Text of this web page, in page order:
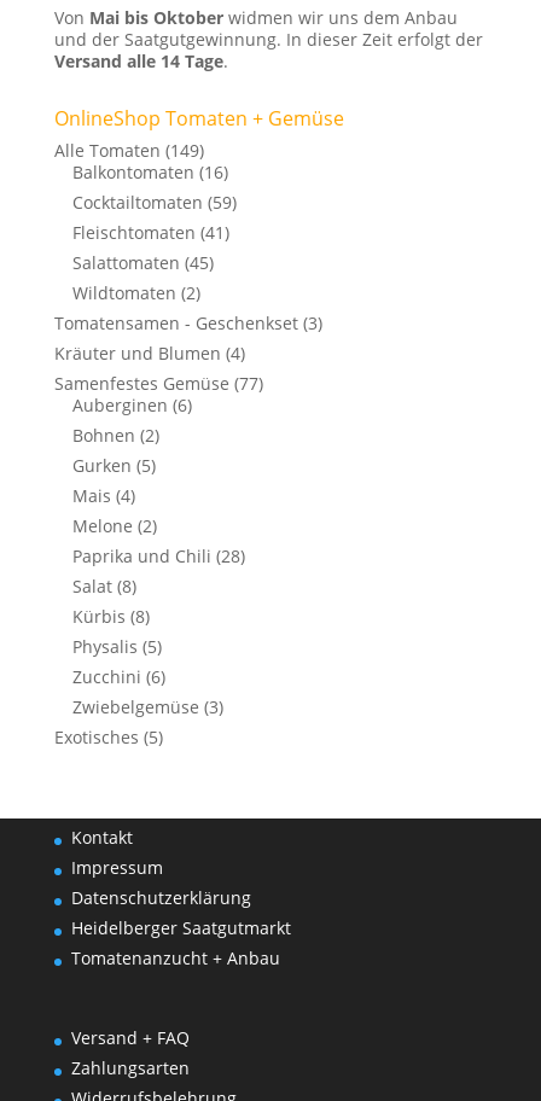
Von Mai bis Oktoberwidmen wir uns dem Anbau
und der Saatgutgewinnung. In dieser Zeit erfolgt der
Versand alle 14 Tage.
OnlineShop Tomaten + Gemüse
Alle Tomaten (149)
Balkontomaten (16)
Cocktailtomaten (59)
Fleischtomaten (41)
Salattomaten (45)
Wildtomaten (2)
Tomatensamen - Geschenkset (3)
Kräuter und Blumen (4)
Samenfestes Gemüse (77)
Auberginen (6)
Bohnen (2)
Gurken (5)
Mais (4)
Melone (2)
Paprika und Chili (28)
Salat (8)
Kürbis (8)
Physalis (5)
Zucchini (6)
Zwiebelgemüse (3)
Exotisches (5)
Kontakt
Impressum
Datenschutzerklärung
Heidelberger Saatgutmarkt
Tomatenanzucht + Anbau
Versand + FAQ
Zahlungsarten